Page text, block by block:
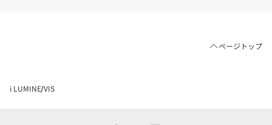
ページトップ
i LUMINE VIS